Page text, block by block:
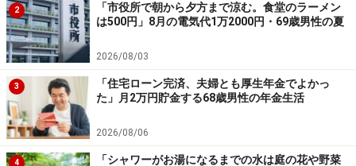
す
※エピソードは投稿者の当時のものです。現在とはサー
ビスや金額などの情報が異なることがございます
※投稿エピソードのため、内容の正確性を保証するもの
ではございません
※特定銘柄について、投資の勧誘を目的としたものでは
ございません。資産運用、投資はリスクを伴います。投
2
「市役所で朝から夕方まで涼む。食堂のラーメン
は500円」8月の電気代1万2000円・69歳男性の夏
2026/08/03
3
「住宅ローン完済、夫婦とも厚生年金でよかっ
た」月2万円貯金する68歳男性の年金生活
2026/08/06
4
「シャワーがお湯になるまでの水は庭の花や野菜